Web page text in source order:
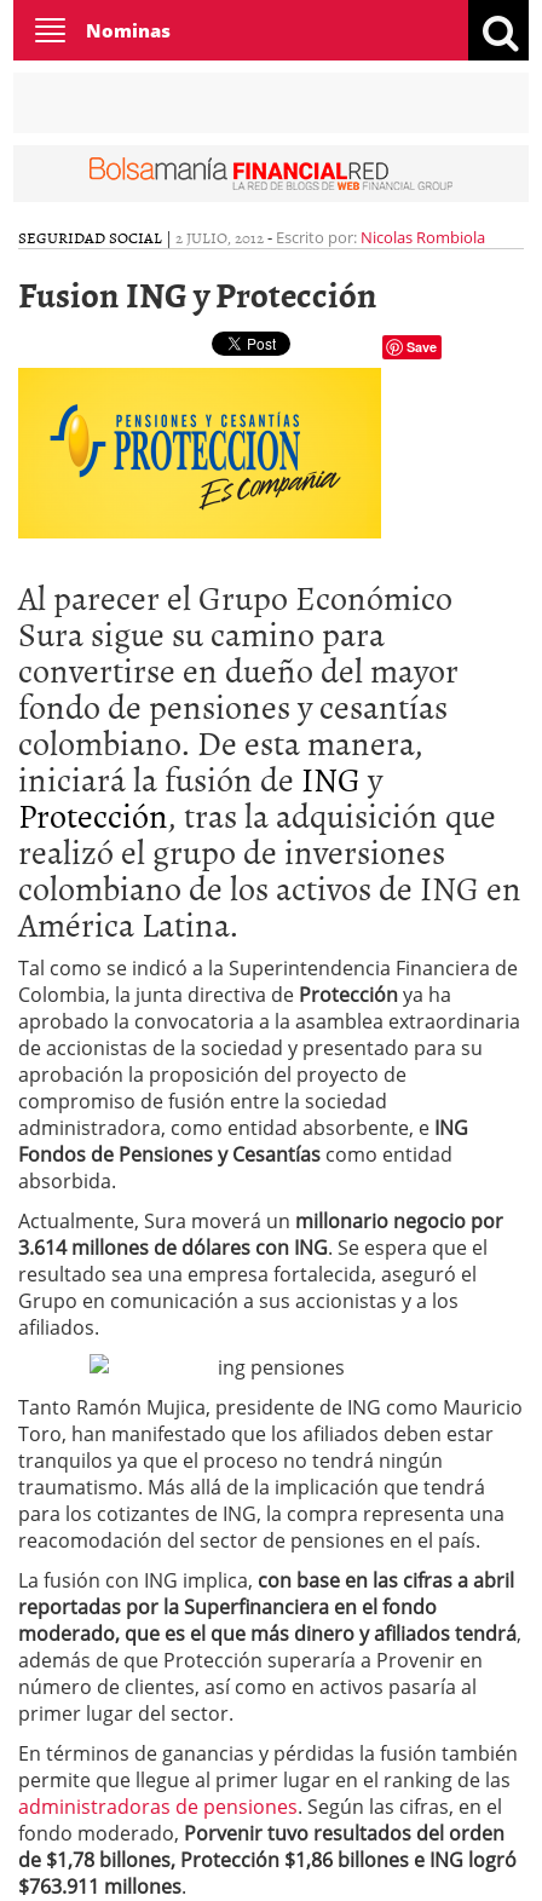
Toggle
navigation
Nominas
SEGURIDAD SOCIAL | 2 JULIO, 2012- Escrito por: Nicolas Rombiola
Fusion ING y Protección
Save
Al parecer el Grupo Económico
Sura sigue su camino para
convertirse en dueño del mayor
fondo de pensiones y cesantías
colombiano. De esta manera,
iniciará la fusión deINGy
Protección, tras la adquisición que
realizó el grupo de inversiones
colombiano de los activos de ING en
América Latina.
Tal como se indicó a la Superintendencia Financiera de
Colombia, la junta directiva de Protecciónya ha
aprobado la convocatoria a la asamblea extraordinaria
de accionistas de la sociedad y presentado para su
aprobación la proposición del proyecto de
compromiso de fusión entre la sociedad
administradora, como entidad absorbente, e ING
Fondos de Pensiones y Cesantías como entidad
absorbida.
Actualmente, Sura moverá un millonario negocio por
3.614 millones de dólares con ING. Se espera que el
resultado sea una empresa fortalecida, aseguró el
Grupo en comunicación a sus accionistas y a los
afiliados.
Tanto Ramón Mujica, presidente de ING como Mauricio
Toro, han manifestado que los afiliados deben estar
tranquilos ya que el proceso no tendrá ningún
traumatismo. Más allá de la implicación que tendrá
para los cotizantes de ING, la compra representa una
reacomodación del sector de pensiones en el país.
La fusión con ING implica, con base en las cifras a abril
reportadas por la Superfinanciera en el fondo
moderado, que es el que más dinero y afiliados tendrá,
además de que Protección superaría a Provenir en
número de clientes, así como en activos pasaría al
primer lugar del sector.
En términos de ganancias y pérdidas la fusión también
permite que llegue al primer lugar en el ranking de las
administradoras de pensiones. Según las cifras, en el
fondo moderado, Porvenir tuvo resultados del orden
de $1,78 billones, Protección $1,86 billones e ING logró
$763.911 millones.